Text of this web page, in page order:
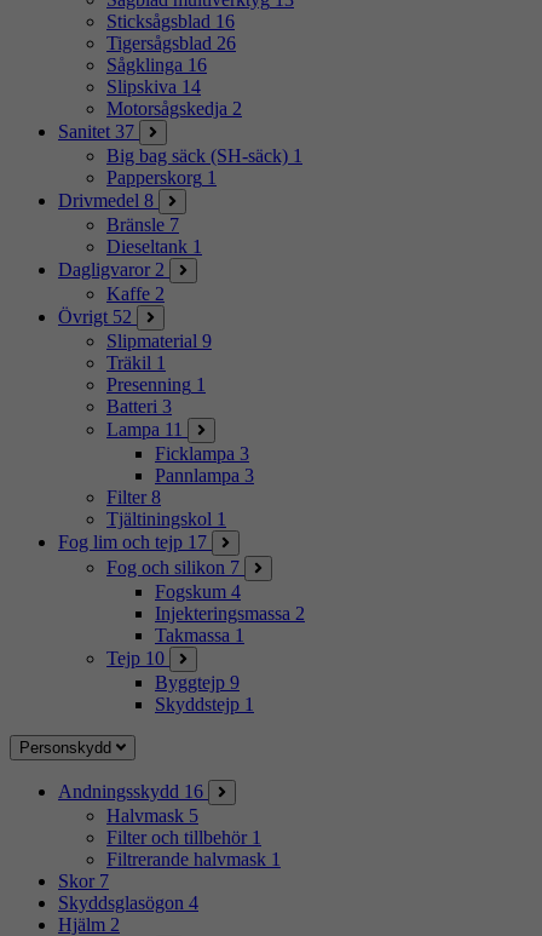
Sticksågsblad 16
Tigersågsblad 26
Sågklinga 16
Slipskiva 14
Motorsågskedja 2
Sanitet 37
Big bag säck (SH-säck) 1
Papperskorg 1
Drivmedel 8
Bränsle 7
Dieseltank 1
Dagligvaror 2
Kaffe 2
Övrigt 52
Slipmaterial 9
Träkil 1
Presenning 1
Batteri 3
Lampa 11
Ficklampa 3
Pannlampa 3
Filter 8
Tjältiningskol 1
Fog lim och tejp 17
Fog och silikon 7
Fogskum 4
Injekteringsmassa 2
Takmassa 1
Tejp 10
Byggtejp 9
Skyddstejp 1
Personskydd
Andningsskydd 16
Halvmask 5
Filter och tillbehör 1
Filtrerande halvmask 1
Skor 7
Skyddsglasögon 4
Hjälm 2